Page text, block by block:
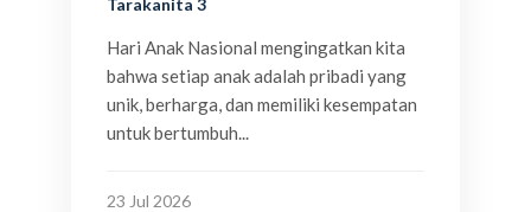
Tarakanita 3
Hari Anak Nasional mengingatkan kita
bahwa setiap anak adalah pribadi yang
unik, berharga, dan memiliki kesempatan
untuk bertumbuh...
23 Jul 2026